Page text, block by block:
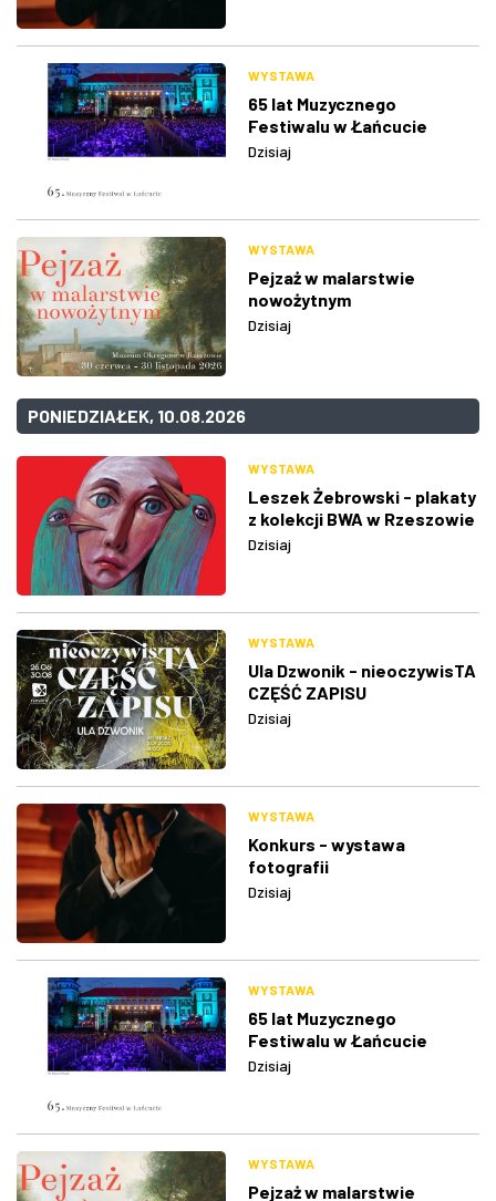
WYSTAWA
65 lat Muzycznego
Festiwalu w Łańcucie
Dzisiaj
WYSTAWA
Pejzaż w malarstwie
nowożytnym
Dzisiaj
PONIEDZIAŁEK, 10.08.2026
WYSTAWA
Leszek Żebrowski - plakaty
z kolekcji BWA w Rzeszowie
Dzisiaj
WYSTAWA
Ula Dzwonik - nieoczywisTA
CZĘŚĆ ZAPISU
Dzisiaj
WYSTAWA
Konkurs - wystawa
fotografii
Dzisiaj
WYSTAWA
65 lat Muzycznego
Festiwalu w Łańcucie
Dzisiaj
WYSTAWA
Pejzaż w malarstwie